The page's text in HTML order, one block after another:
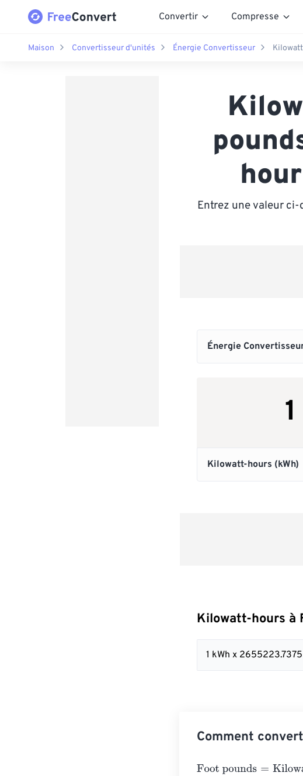
Convertir Compresse
Maison Convertisseur d'unités Énergie Convertisseur
Entrez une valeur
Kilowatt-hours à
1 kWh x
Comment
Foot pounds=Kilowatt-